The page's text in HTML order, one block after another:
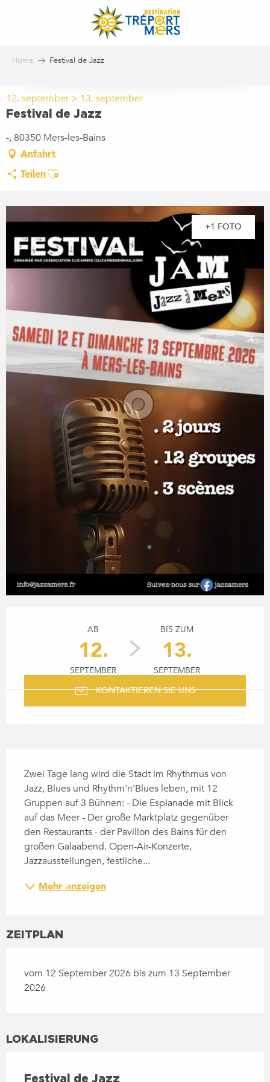
Home Festival de Jazz
12. september > 13. september
Festival de Jazz
-, 80350 Mers-les-Bains
Anfahrt
TeilenAjouter aux favoris
+1 FOTO
AB
12.
SEPTEMBER
BIS ZUM
13.
SEPTEMBER
KONTAKTIEREN SIE UNS
Zwei Tage lang wird die Stadt im Rhythmus von
Jazz, Blues und Rhythm'n'Blues leben, mit 12
Gruppen auf 3 Bühnen: - Die Esplanade mit Blick
auf das Meer - Der große Marktplatz gegenüber
den Restaurants - der Pavillon des Bains für den
großen Galaabend. Open-Air-Konzerte,
Jazzausstellungen, festliche...
Mehr anzeigen
ZEITPLAN
vom 12 September 2026 bis zum 13 September
2026
LOKALISIERUNG
Festival de Jazz